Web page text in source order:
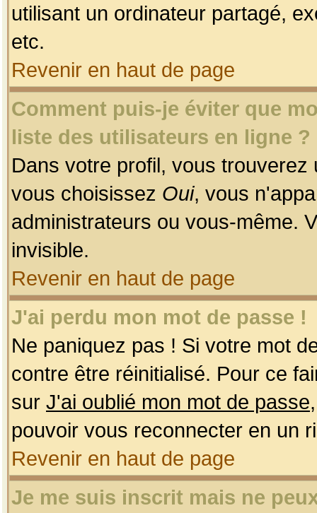
utilisant un ordinateur partagé,
etc.
Revenir en haut de page
Comment puis-je éviter que
liste des utilisateurs en ligne ?
Dans votre profil, vous
vous choisissez Oui, vous
administrateurs ou vous-même.
invisible.
Revenir en haut de page
J'ai perdu mon mot de passe !
Ne paniquez pas ! Si votre mot
contre être réinitialisé. Pour ce
sur J'ai oublié mon mot de passe
pouvoir vous reconnecter en un
Revenir en haut de page
Je me suis inscrit mais ne